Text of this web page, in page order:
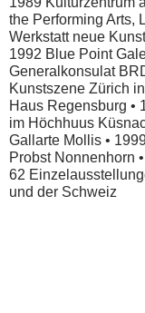
the Performing Arts,
Werkstatt neue
1992 Blue Point
Generalkonsulat
Kunstszene Zürich
Haus Regensburg •
im Höchhuus
Gallarte Mollis •
Probst Nonnenhorn
62
und der Schweiz